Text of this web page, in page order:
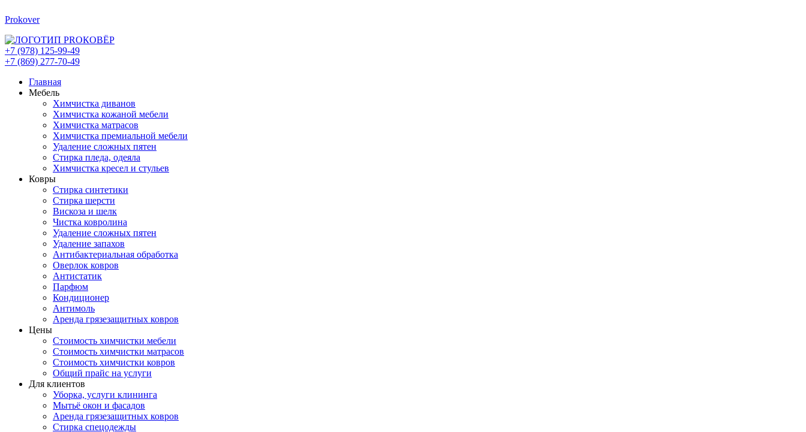
Prokover
+7 (978) 125-99-49
+7 (869) 277-70-49
Главная
Мебель
Химчистка диванов
Химчистка кожаной мебели
Химчистка матрасов
Химчистка премиальной мебели
Удаление сложных пятен
Стирка пледа, одеяла
Химчистка кресел и стульев
Ковры
Стирка синтетики
Стирка шерсти
Вискоза и шелк
Чистка ковролина
Удаление сложных пятен
Удаление запахов
Антибактериальная обработка
Оверлок ковров
Антистатик
Парфюм
Кондиционер
Антимоль
Аренда грязезащитных ковров
Цены
Стоимость химчистки мебели
Стоимость химчистки матрасов
Стоимость химчистки ковров
Общий прайс на услуги
Для клиентов
Уборка, услуги клининга
Мытьё окон и фасадов
Аренда грязезащитных ковров
Стирка спецодежды